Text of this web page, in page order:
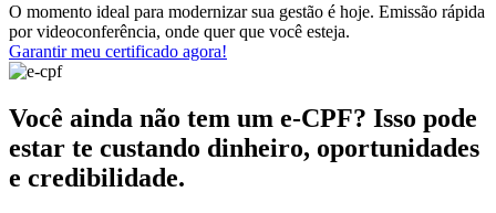
O momento ideal para modernizar sua gestão é hoje. Emissão rápida
por videoconferência, onde quer que você esteja.
Garantir meu certificado agora!
Você ainda não tem um e-CPF? Isso pode
estar te custando dinheiro, oportunidades
e credibilidade.